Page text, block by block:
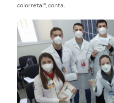
colorretal”, conta.